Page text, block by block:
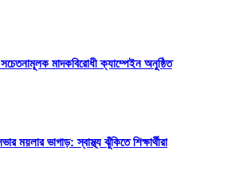
সচেতনামূলক মাদকবিরোধী ক্যাম্পেইন অনুষ্ঠিত
ময়লার ভাগাড়: স্বাস্থ্য ঝুঁকিতে শিক্ষার্থীরা